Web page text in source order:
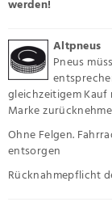
Altpneus
Pneus
gleichzeitigem Kauf
Marke
Ohne Felgen.
entsorgen
Rücknahmepflicht